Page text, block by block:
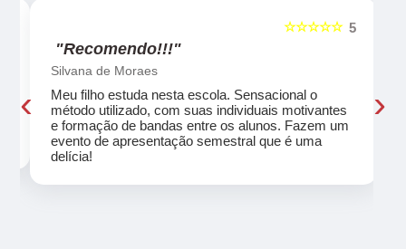
5
☆☆☆☆☆
"Recomendo!!!"
Silvana de Moraes
Meu filho estuda nesta escola. Sensacional o
método utilizado, com suas individuais motivantes
e formação de bandas entre os alunos. Fazem um
evento de apresentação semestral que é uma
delícia!
‹ ›